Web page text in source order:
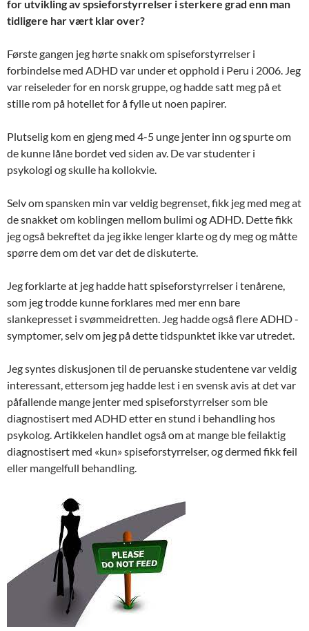
for utvikling av spsieforstyrrelser i sterkere grad enn man
tidligere har vært klar over?
Første gangen jeg hørte snakk om spiseforstyrrelser i
forbindelse med ADHD var under et opphold i Peru i 2006. Jeg
var reiseleder for en norsk gruppe, og hadde satt meg på et
stille rom på hotellet for å fylle ut noen papirer.
Plutselig kom en gjeng med 4-5 unge jenter inn og spurte om
de kunne låne bordet ved siden av. De var studenter i
psykologi og skulle ha kollokvie.
Selv om spansken min var veldig begrenset, fikk jeg med meg at
de snakket om koblingen mellom bulimi og ADHD. Dette fikk
jeg også bekreftet da jeg ikke lenger klarte og dy meg og måtte
spørre dem om det var det de diskuterte.
Jeg forklarte at jeg hadde hatt spiseforstyrrelser i tenårene,
som jeg trodde kunne forklares med mer enn bare
slankepresset i svømmeidretten. Jeg hadde også flere ADHD -
symptomer, selv om jeg på dette tidspunktet ikke var utredet.
Jeg syntes diskusjonen til de peruanske studentene var veldig
interessant, ettersom jeg hadde lest i en svensk avis at det var
påfallende mange jenter med spiseforstyrrelser som ble
diagnostisert med ADHD etter en stund i behandling hos
psykolog. Artikkelen handlet også om at mange ble feilaktig
diagnostisert med «kun» spiseforstyrrelser, og dermed fikk feil
eller mangelfull behandling.